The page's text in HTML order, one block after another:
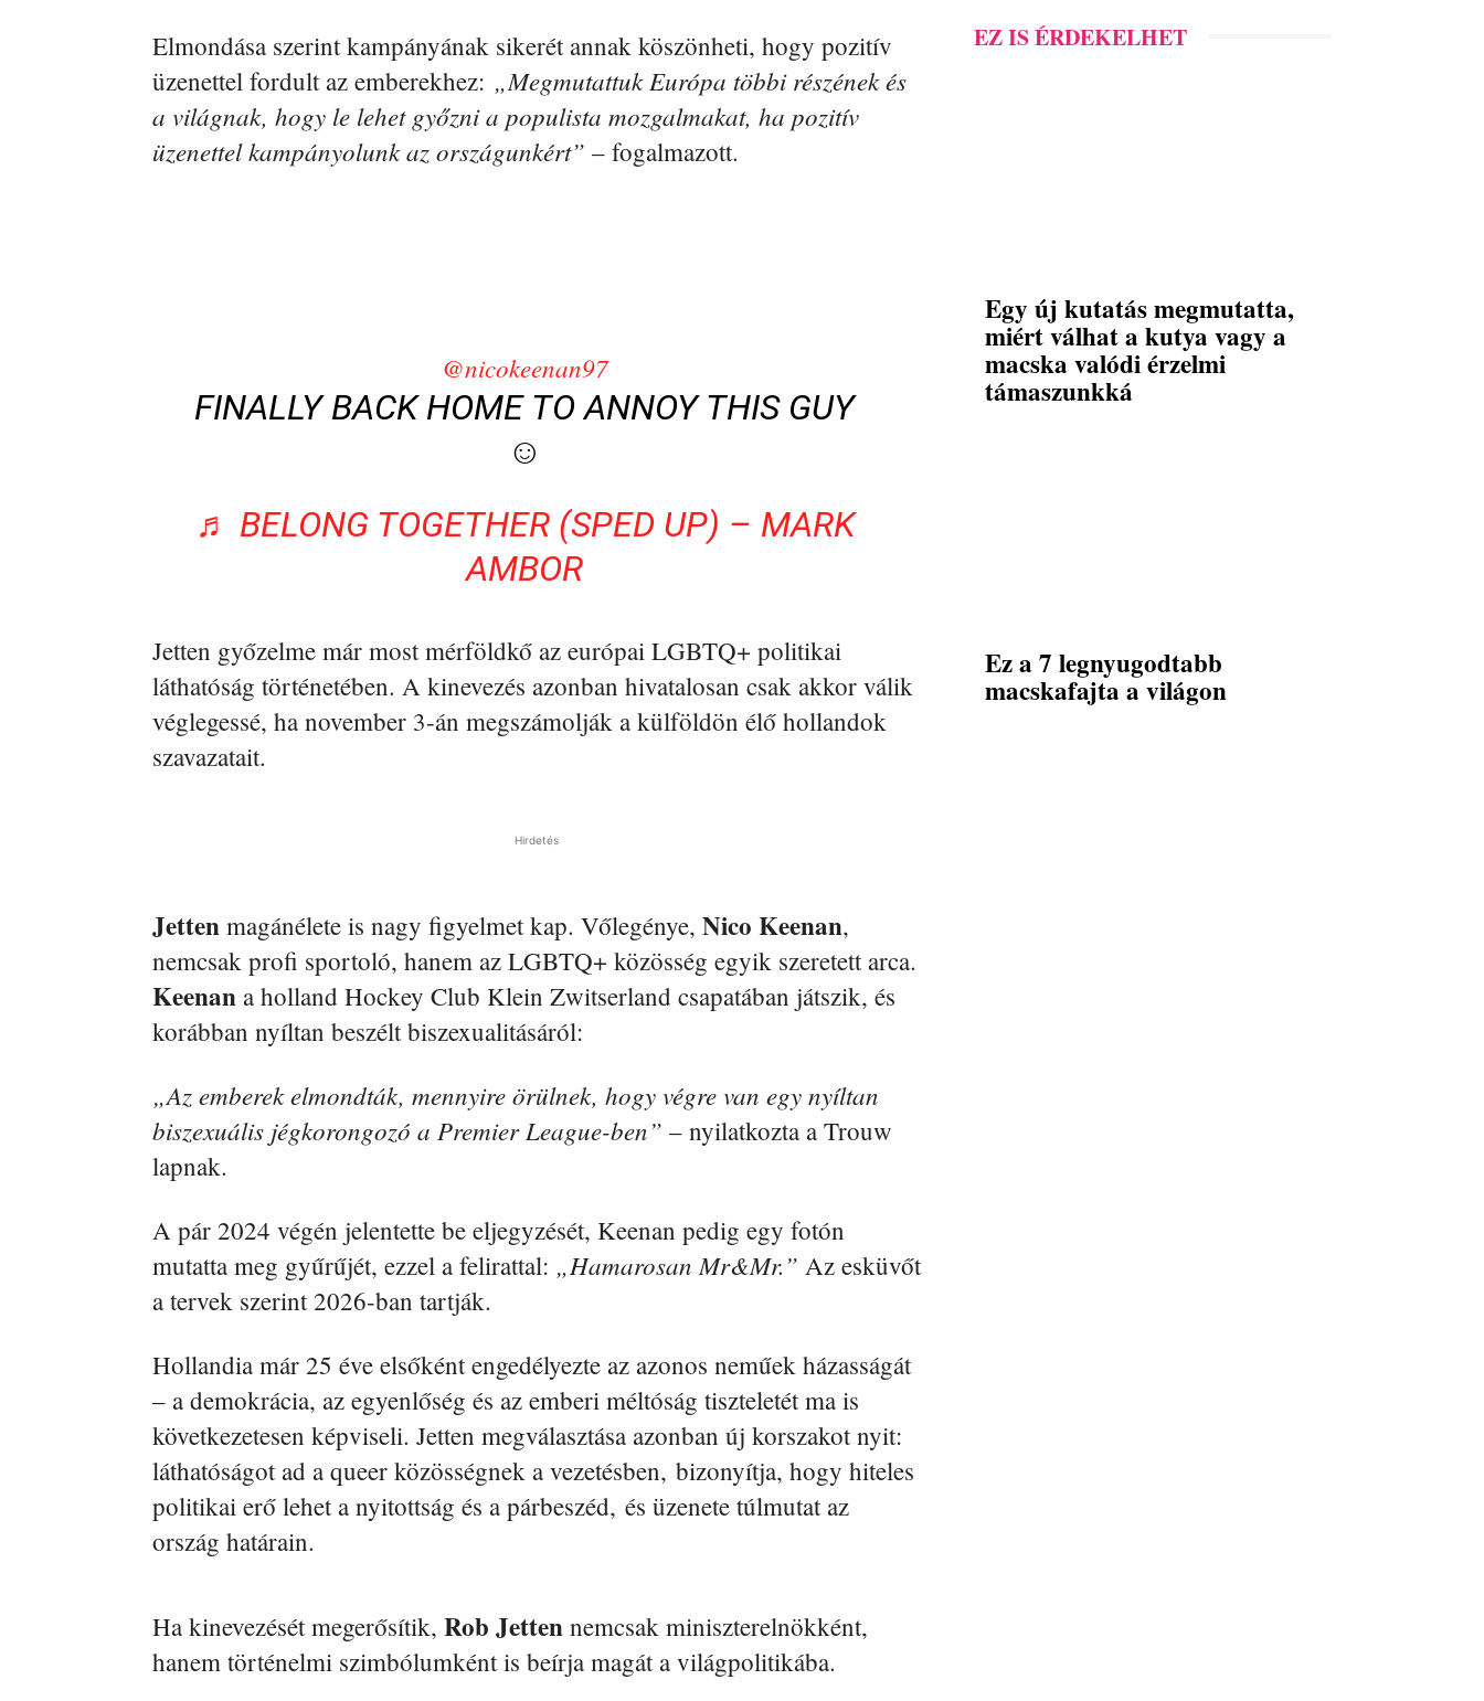
Elmondása szerint kampányának sikerét annak köszönheti, hogy pozitív
üzenettel fordult az emberekhez: „Megmutattuk Európa többi részének és
a világnak, hogy le lehet győzni a populista mozgalmakat, ha pozitív
üzenettel kampányolunk az országunkért” – fogalmazott.
@nicokeenan97
FINALLY BACK HOME TO ANNOY THIS GUY
☺️
♬ BELONG TOGETHER (SPED UP) – MARK
AMBOR
Jetten győzelme már most mérföldkő az európai LGBTQ+ politikai
láthatóság történetében. A kinevezés azonban hivatalosan csak akkor válik
véglegessé, ha november 3-án megszámolják a külföldön élő hollandok
szavazatait.
Hirdetés
Jetten magánélete is nagy figyelmet kap. Vőlegénye, Nico Keenan,
nemcsak profi sportoló, hanem az LGBTQ+ közösség egyik szeretett arca.
Keenan a holland Hockey Club Klein Zwitserland csapatában játszik, és
korábban nyíltan beszélt biszexualitásáról:
„Az emberek elmondták, mennyire örülnek, hogy végre van egy nyíltan
biszexuális jégkorongozó a Premier League-ben” – nyilatkozta a Trouw
lapnak.
A pár 2024 végén jelentette be eljegyzését, Keenan pedig egy fotón
mutatta meg gyűrűjét, ezzel a felirattal: „Hamarosan Mr&Mr.” Az esküvőt
a tervek szerint 2026-ban tartják.
Hollandia már 25 éve elsőként engedélyezte az azonos neműek házasságát
– a demokrácia, az egyenlőség és az emberi méltóság tiszteletét ma is
következetesen képviseli. Jetten megválasztása azonban új korszakot nyit:
láthatóságot ad a queer közösségnek a vezetésben, bizonyítja, hogy hiteles
politikai erő lehet a nyitottság és a párbeszéd, és üzenete túlmutat az
ország határain.
Ha kinevezését megerősítik, Rob Jetten nemcsak miniszterelnökként,
hanem történelmi szimbólumként is beírja magát a világpolitikába.
EZ IS ÉRDEKELHET
Egy új kutatás megmutatta,
miért válhat a kutya vagy a
macska valódi érzelmi
támaszunkká
Ez a 7 legnyugodtabb
macskafajta a világon